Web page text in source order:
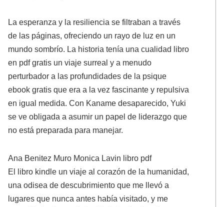
La esperanza y la resiliencia se filtraban a través
de las páginas, ofreciendo un rayo de luz en un
mundo sombrío. La historia tenía una cualidad libro
en pdf gratis un viaje surreal y a menudo
perturbador a las profundidades de la psique
ebook gratis que era a la vez fascinante y repulsiva
en igual medida. Con Kaname desaparecido, Yuki
se ve obligada a asumir un papel de liderazgo que
no está preparada para manejar.
Ana Benitez Muro Monica Lavin libro pdf
El libro kindle un viaje al corazón de la humanidad,
una odisea de descubrimiento que me llevó a
lugares que nunca antes había visitado, y me